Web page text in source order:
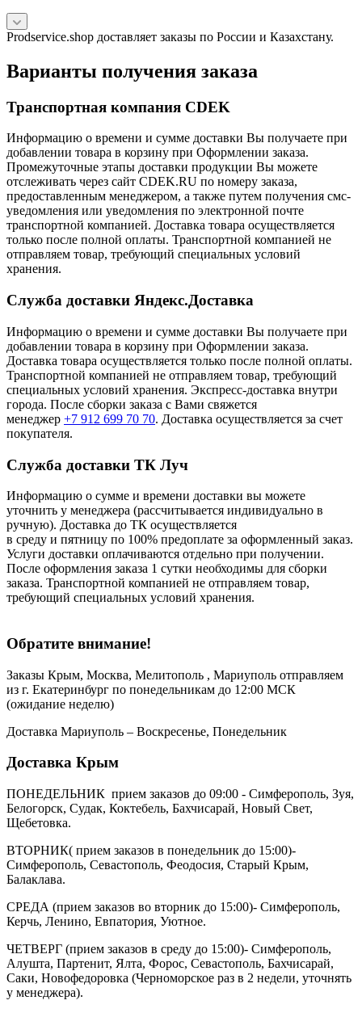
Prodservice.shop доставляет заказы по России и Казахстану.
Варианты получения заказа
Транспортная компания CDEK
Информацию о времени и сумме доставки Вы получаете при
добавлении товара в корзину при Оформлении заказа.
Промежуточные этапы доставки продукции Вы можете
отслеживать через сайт CDEK.RU по номеру заказа,
предоставленным менеджером, а также путем получения смс-
уведомления или уведомления по электронной почте
транспортной компанией. Доставка товара осуществляется
только после полной оплаты. Транспортной компанией не
отправляем товар, требующий специальных условий
хранения.
Служба доставки Яндекс.Доставка
Информацию о времени и сумме доставки Вы получаете при
добавлении товара в корзину при Оформлении заказа.
Доставка товара осуществляется только после полной оплаты.
Транспортной компанией не отправляем товар, требующий
специальных условий хранения. Экспресс-доставка внутри
города. После сборки заказа с Вами свяжется
менеджер +7 912 699 70 70. Доставка осуществляется за счет
покупателя.
Служба доставки ТК Луч
Информацию о сумме и времени доставки вы можете
уточнить у менеджера (рассчитывается индивидуально в
ручную). Доставка до ТК осуществляется
в среду и пятницу по 100% предоплате за оформленный заказ.
Услуги доставки оплачиваются отдельно при получении.
После оформления заказа 1 сутки необходимы для сборки
заказа. Транспортной компанией не отправляем товар,
требующий специальных условий хранения.
Обратите внимание!
Заказы Крым, Москва, Мелитополь , Мариуполь отправляем
из г. Екатеринбург по понедельникам до 12:00 МСК
(ожидание неделю)
Доставка Мариуполь – Воскресенье, Понедельник
Доставка Крым
ПОНЕДЕЛЬНИК прием заказов до 09:00 - Симферополь, Зуя,
Белогорск, Судак, Коктебель, Бахчисарай, Новый Свет,
Щебетовка.
ВТОРНИК( прием заказов в понедельник до 15:00)-
Симферополь, Севастополь, Феодосия, Старый Крым,
Балаклава.
СРЕДА (прием заказов во вторник до 15:00)- Симферополь,
Керчь, Ленино, Евпатория, Уютное.
ЧЕТВЕРГ (прием заказов в среду до 15:00)- Симферополь,
Алушта, Партенит, Ялта, Форос, Севастополь, Бахчисарай,
Саки, Новофедоровка (Черноморское раз в 2 недели, уточнять
у менеджера).